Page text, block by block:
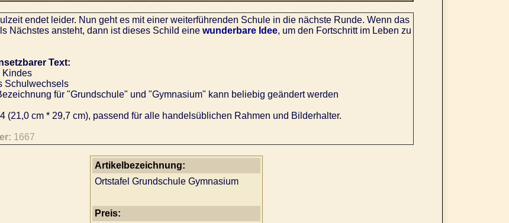
endet leider. Nun geht es mit einer weiterführenden Schule in die nächste Runde. Wenn das
Nächstes ansteht, dann ist dieses Schild eine wunderbare Idee, um den Fortschritt im Leben zu
Text:
Kindes
Schulwechsels
für "Grundschule" und "Gymnasium" kann beliebig geändert werden
(21,0 cm * 29,7 cm), passend für alle handelsüblichen Rahmen und Bilderhalter.
1667
Artikelbezeichnung:
Ortstafel Grundschule Gymnasium
Preis: